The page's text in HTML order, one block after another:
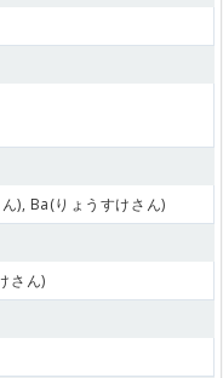
), Ba(りょうすけさん)
さん)